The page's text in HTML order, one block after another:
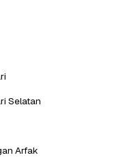
Selatan
Arfak